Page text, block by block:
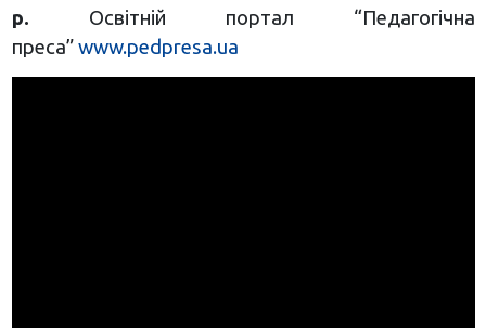
р. Освітній портал “Педагогічна
преса” www.pedpresa.ua